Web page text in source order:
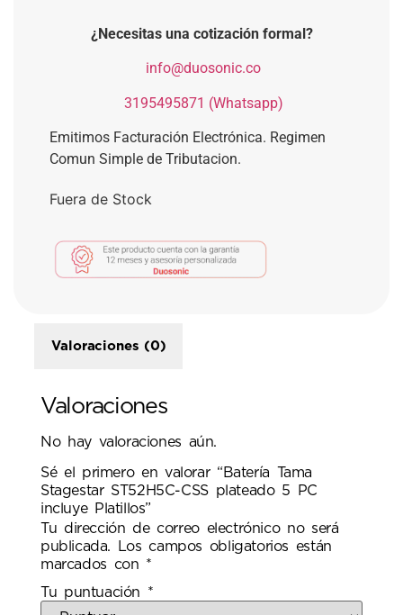
¿Necesitas una cotización formal?
info@duosonic.co
3195495871 (Whatsapp)
Emitimos Facturación Electrónica. Regimen
Comun Simple de Tributacion.
Fuera de Stock
Valoraciones (0)
Valoraciones
No hay valoraciones aún.
Sé el primero en valorar “Batería Tama
Stagestar ST52H5C-CSS plateado 5 PC
incluye Platillos”
Tu dirección de correo electrónico no será
publicada.
Los campos obligatorios están
marcados con *
Tu puntuación *